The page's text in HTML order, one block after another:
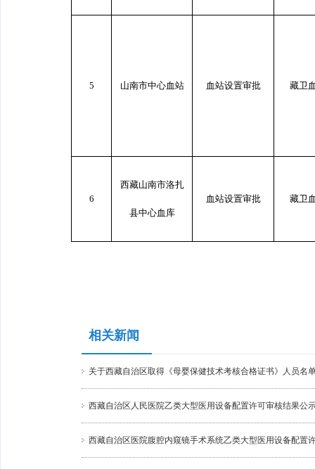
5 山南市中心血站 血站设置审批 藏卫
6
西藏山南市洛扎
县中心血库
血站设置审批 藏卫
相关新闻
关于西藏自治区取得《母婴保健技术考核合格证书》人员名
西藏自治区人民医院乙类大型医用设备配置许可审核结果公
西藏自治区医院腹腔内窥镜手术系统乙类大型医用设备配置